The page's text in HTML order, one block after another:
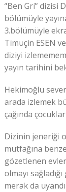
“Ben Gri” dizisi
bölümüyle
3.bölümüyle
Timuçin ESEN
diziyi
yayın tarihini
Hekimoğlu
arada izlemek
çağında
Dizinin jeneriği
mutfağına
gözetlenen
olmayı
merak da